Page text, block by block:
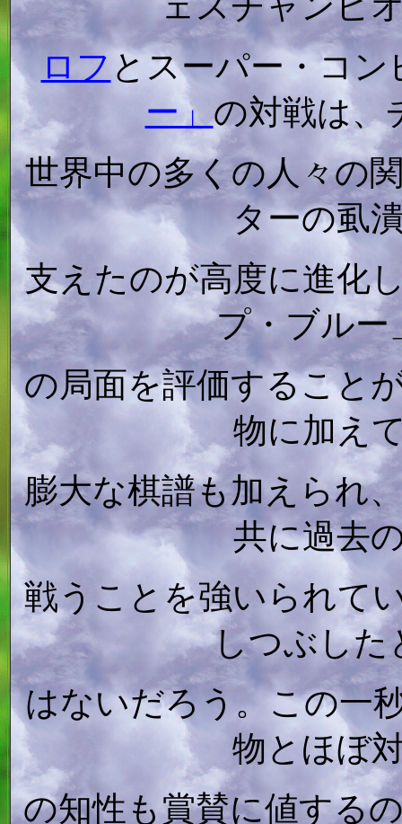
ロフ とスーパー・コン
ー」の対戦は、
世界中の多くの人々の
ターの虱
支えたのが高度に進化
プ・ブルー
の局面を評価すること
物に加え
膨大な棋譜も加えられ
共に過去
戦うことを強いられて
しつぶした
はないだろう。この一
物とほぼ
の知性も賞賛に値する